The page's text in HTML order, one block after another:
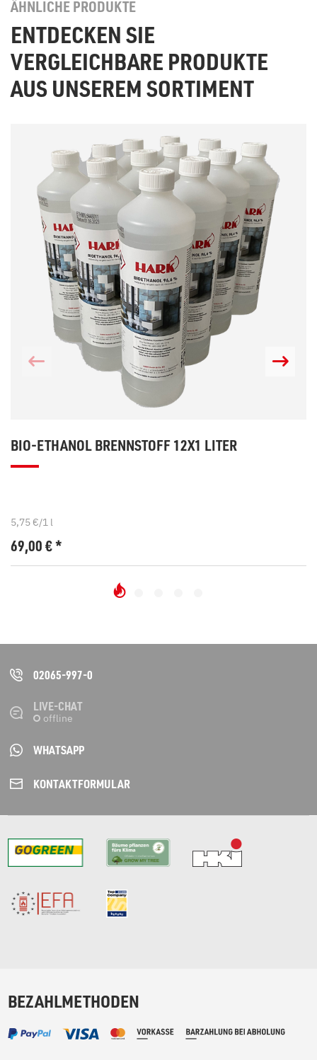
ÄHNLICHE PRODUKTE
ENTDECKEN SIE
VERGLEICHBARE PRODUKTE
AUS UNSEREM SORTIMENT
BIO-ETHANOL BRENNSTOFF 12X1 LITER
5,75 €/1 l
69,00€*
02065-997-0
LIVE-CHAT
WHATSAPP
KONTAKT­FORMULAR
BEZAHLMETHODEN